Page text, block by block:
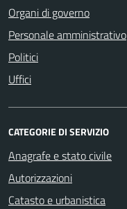
Organi di governo
Personale amministrativo
Politici
Uffici
CATEGORIE DI SERVIZIO
Anagrafe e stato civile
Autorizzazioni
Catasto e urbanistica